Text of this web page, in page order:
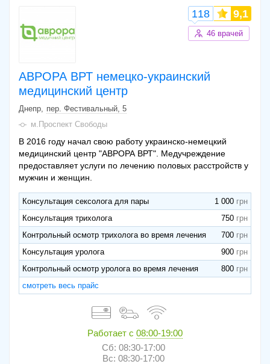
АВРОРА ВРТ немецко-украинский
медицинский центр
118 9,1
46 врачей
Днепр
пер. Фестивальный, 5
м.Проспект Свободы
В 2016 году начал свою работу украинско-немецкий
медицинский центр "АВРОРА ВРТ". Медучреждение
предоставляет услуги по лечению половых расстройств у
мужчин и женщин.
Консультация сексолога для пары
1 000
Консультация трихолога
750
Контрольный осмотр трихолога во время лечения
700
Консультация уролога
900
Контрольный осмотр уролога во время лечения
800
смотреть весь прайс
Работает с 08:00-19:00
Сб: 08:30-17:00
Вс: 08:30-17:00